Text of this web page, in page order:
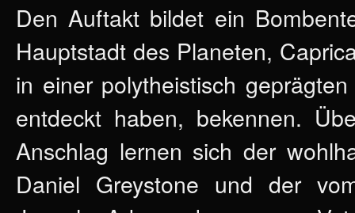
Den Auftakt bildet ein
Hauptstadt des Planeten,
in einer polytheistisch
entdeckt haben, bekennen.
Anschlag lernen sich der
Daniel Greystone und der